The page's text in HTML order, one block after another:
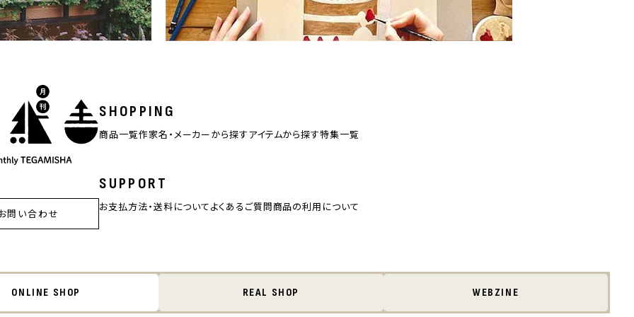
SHOPPING
商品一覧作家名・メーカーから探すアイテムから探す特集一覧
SUPPORT
お支払方法・送料についてよくあるご質問商品の利用について
問い合わせ
ONLINE SHOP REAL SHOP WEBZINE